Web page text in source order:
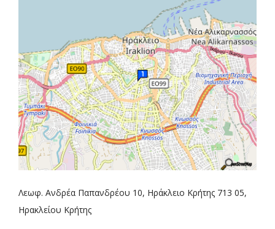
Λεωφ. Ανδρέα Παπανδρέου 10, Ηράκλειο Κρήτης 713 05,
Ηρακλείου Κρήτης